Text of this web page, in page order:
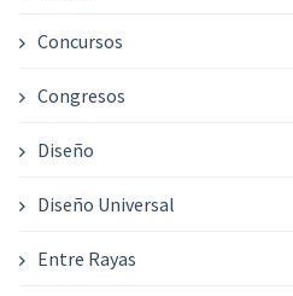
Concursos
Congresos
Diseño
Diseño Universal
Entre Rayas